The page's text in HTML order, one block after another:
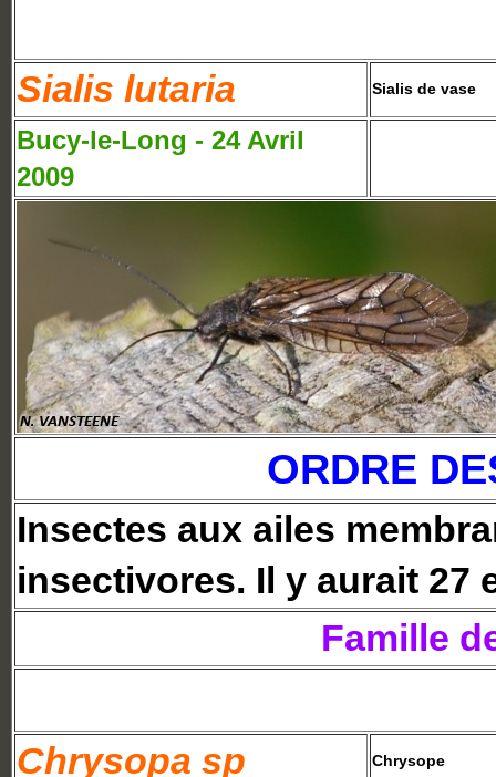
Sialis lutaria Sialis de vase
Bucy-le-Long - 24 Avril
2009
ORDRE
Insectes aux ailes
insectivores. Il y aurait 27
Famille
Chrysopa sp Chrysope